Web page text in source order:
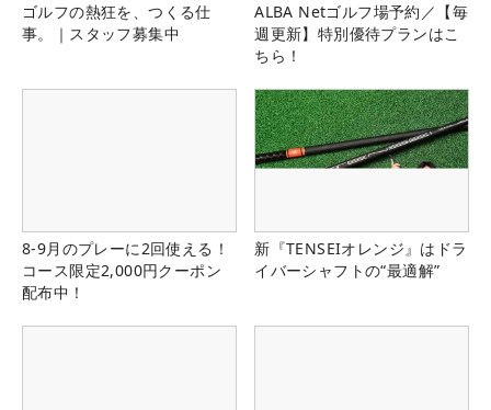
ゴルフの熱狂を、つくる仕
事。｜スタッフ募集中
ALBA Netゴルフ場予約／【毎
週更新】特別優待プランはこ
ちら！
8-9月のプレーに2回使える！
コース限定2,000円クーポン
配布中！
新『TENSEIオレンジ』はドラ
イバーシャフトの“最適解”